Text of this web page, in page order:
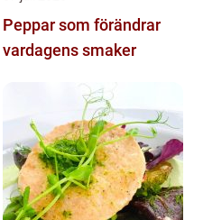
Peppar som förändrar
vardagens smaker